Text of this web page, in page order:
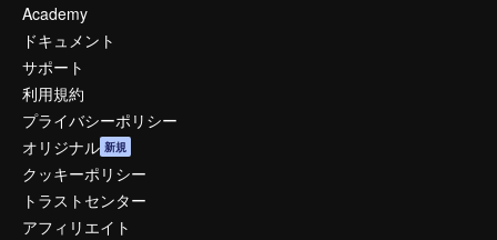
Academy
ドキュメント
サポート
利用規約
プライバシーポリシー
オリジナル 新規
クッキーポリシー
トラストセンター
アフィリエイト